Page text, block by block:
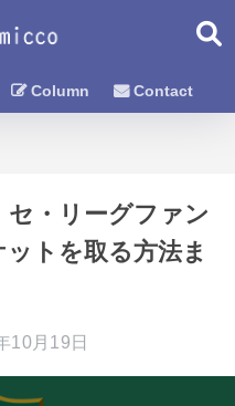
Column Contact
セ・リーグファン
トを取る方法ま
10月19日